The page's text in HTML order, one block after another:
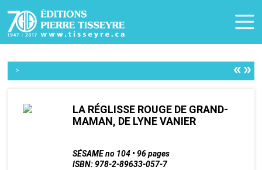
> «»
LA RÉGLISSE ROUGE DE GRAND-
MAMAN, DE LYNE VANIER
SÉSAME no 104 • 96 pages
ISBN: 978-2-89633-057-7